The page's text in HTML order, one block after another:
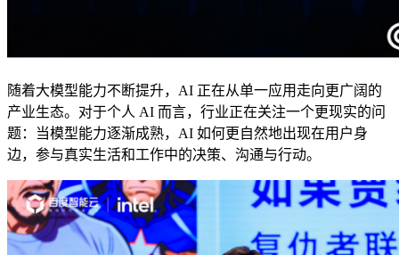
随着大模型能力不断提升，AI 正在从单一应用走向更广阔的
产业生态。对于个人 AI 而言，行业正在关注一个更现实的问
题：当模型能力逐渐成熟，AI 如何更自然地出现在用户身
边，参与真实生活和工作中的决策、沟通与行动。